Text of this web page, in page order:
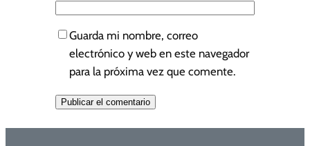
Guarda mi nombre, correo
electrónico y web en este navegador
para la próxima vez que comente.